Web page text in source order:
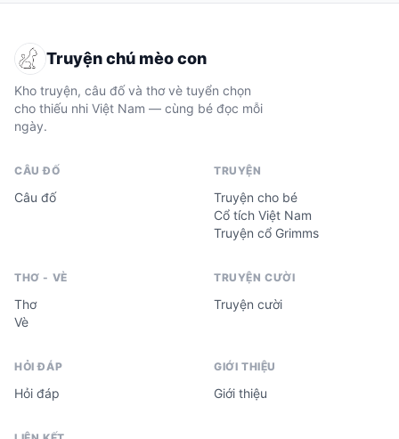
Truyện chú mèo con
Kho truyện, câu đố và thơ vè tuyển chọn
cho thiếu nhi Việt Nam — cùng bé đọc mỗi
ngày.
CÂU ĐỐ
Câu đố
TRUYỆN
Truyện cho bé
Cổ tích Việt Nam
Truyện cổ Grimms
THƠ - VÈ
Thơ
Vè
TRUYỆN CƯỜI
Truyện cười
HỎI ĐÁP
Hỏi đáp
GIỚI THIỆU
Giới thiệu